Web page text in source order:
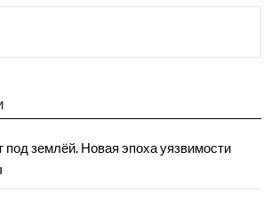
землёй. Новая эпоха уязвимости